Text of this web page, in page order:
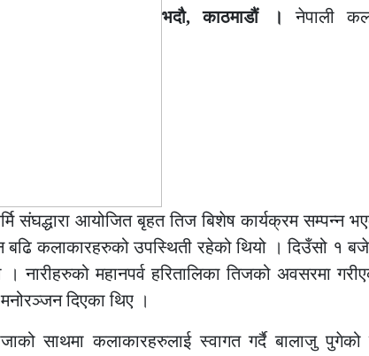
भदौ, काठमाडौं ।नेपाली
संघद्धारा आयोजित बृहत तिज बिशेष कार्यक्रम सम्पन्न
बढि कलाकारहरुको उपस्थिती रहेको थियो । दिउँसो १
महानपर्व हरितालिका तिजको अवसरमा
दिएका थिए ।
साथमा कलाकारहरुलाई स्वागत गर्दै बालाजु पुगेको